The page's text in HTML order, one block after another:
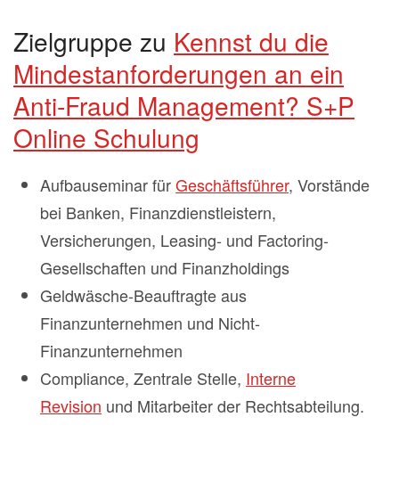
Zielgruppe zu Kennst du die
Mindestanforderungen an ein
Anti-Fraud Management? S+P
Online Schulung
Aufbauseminar fürGeschäftsführer, Vorstände
bei Banken, Finanzdienstleistern,
Versicherungen, Leasing- und Factoring-
Gesellschaften und Finanzholdings
Geldwäsche-Beauftragte aus
Finanzunternehmen und Nicht-
Finanzunternehmen
Compliance, Zentrale Stelle, Interne
Revision und Mitarbeiter der Rechtsabteilung.